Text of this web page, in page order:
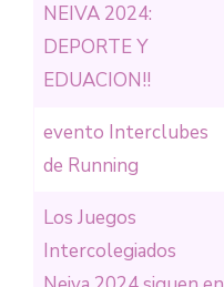
NEIVA 2024:
DEPORTE Y
EDUACION!!
evento Interclubes
de Running
Los Juegos
Intercolegiados